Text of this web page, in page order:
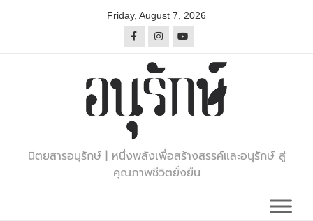
Friday, August 7, 2026
นิตยสารอนุรักษ์ | หนึ่งพลังเพื่อสร้างสรรค์และอนุรักษ์ สู่
คุณภาพชีวิตยั่งยืน